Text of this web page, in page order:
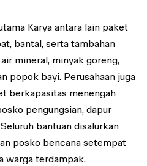
Karya antara lain paket
bantal, serta tambahan
mineral, minyak goreng,
popok bayi. Perusahaan juga
berkapasitas menengah
pengungsian, dapur
bantuan disalurkan
posko bencana setempat
warga terdampak.